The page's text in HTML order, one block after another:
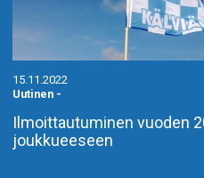
15.11.2022
Uutinen -
Ilmoittautuminen vuoden
joukkueeseen